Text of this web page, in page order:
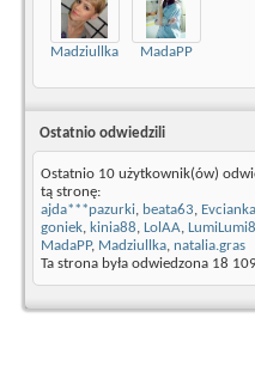
Madziullka MadaPP
Ostatnio odwiedzili
Ostatnio 10 użytkownik(ów)
tą stronę:
ajda***pazurki, beata63, Evcianka
goniek, kinia88, LolAA, LumiLumi8
MadaPP, Madziullka, natalia.gras
Ta strona była odwiedzona 18